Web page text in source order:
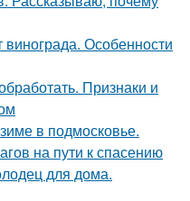
винограда. Особенности
Признаки и
в подмосковье.
на пути к спасению
для дома.